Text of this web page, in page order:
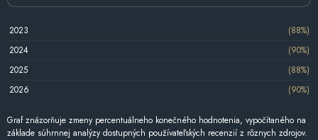
2023
(88%)
2024
(90%)
2025
(88%)
2026
(90%)
Graf znázorňuje zmeny percentuálneho konečného hodnotenia, vypočítaného na
základe súhrnnej analýzy dostupných používateľských recenzií z rôznych zdrojov.